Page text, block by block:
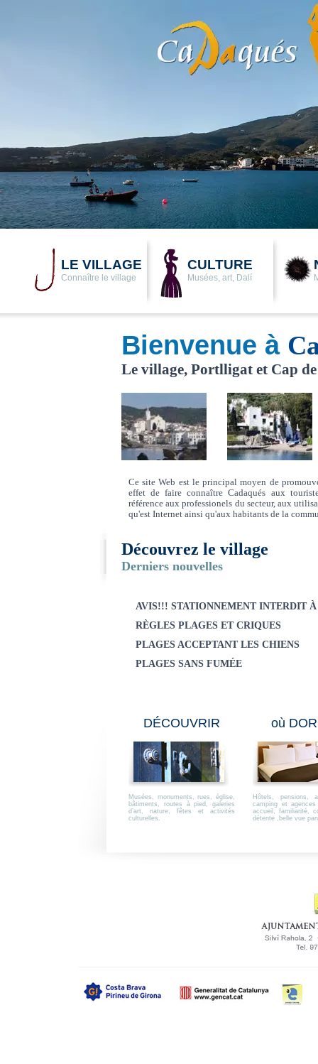
LE VILLAGE
Connaître le village
CULTURE
Musées, art, Dalí
Bienvenue à
Le village, Portlligat et Cap
Ce site Web est le principal moyen de
effet de faire connaître Cadaqués aux
référence aux professionels du secteur, aux
qu'est Internet ainsi qu'aux habitants de la
Découvrez le village
Derniers nouvelles
AVIS!!! STATIONNEMENT INTERDIT
RÈGLES PLAGES ET CRIQUES
PLAGES ACCEPTANT LES CHIENS
PLAGES SANS FUMÉE
DÉCOUVRIR
Musées, monuments, rues, église,
bâtiments, routes à pied, galeries
d’art, nature, fêtes et activités
culturelles.
où
Hôtels, pensions,
camping et agences
accueil, familiarité,
détente ,belle vue